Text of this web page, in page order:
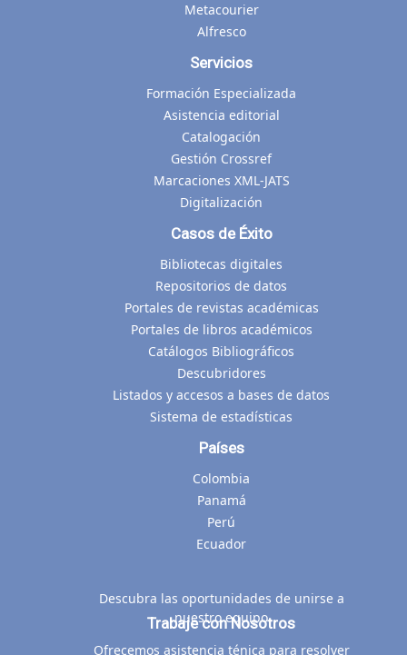
Metacourier
Alfresco
Servicios
Formación Especializada
Asistencia editorial
Catalogación
Gestión Crossref
Marcaciones XML-JATS
Digitalización
Casos de Éxito
Bibliotecas digitales
Repositorios de datos
Portales de revistas académicas
Portales de libros académicos
Catálogos Bibliográficos
Descubridores
Listados y accesos a bases de datos
Sistema de estadísticas
Países
Colombia
Panamá
Perú
Ecuador
Descubra las oportunidades de unirse a
nuestro equipo
Trabaje con Nosotros
Ofrecemos asistencia ténica para resolver